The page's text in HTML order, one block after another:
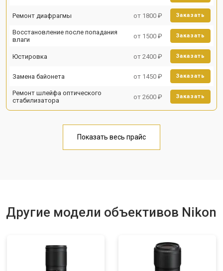
Ремонт диафрагмы от 1800 ₽ Заказать
Восстановление после попадания
влаги
от 1500 ₽ Заказать
Юстировка от 2400 ₽ Заказать
Замена байонета от 1450 ₽ Заказать
Ремонт шлейфа оптического
стабилизатора
от 2600 ₽ Заказать
Показать весь прайс
Другие модели объективов Nikon